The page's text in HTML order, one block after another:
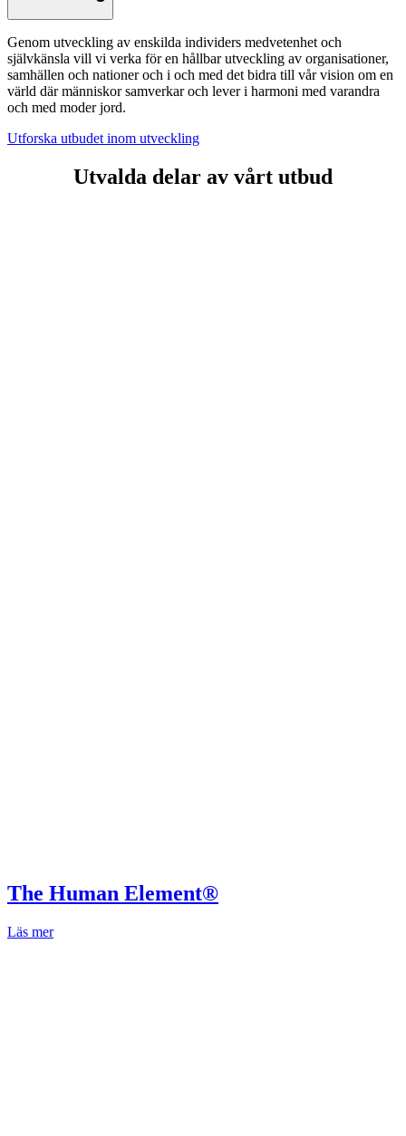
Genom utveckling av enskilda individers medvetenhet och
självkänsla vill vi verka för en hållbar utveckling av organisationer,
samhällen och nationer och i och med det bidra till vår vision om en
värld där människor samverkar och lever i harmoni med varandra
och med moder jord.
Utforska utbudet inom utveckling
Utvalda delar av vårt utbud
The Human Element®
Läs mer